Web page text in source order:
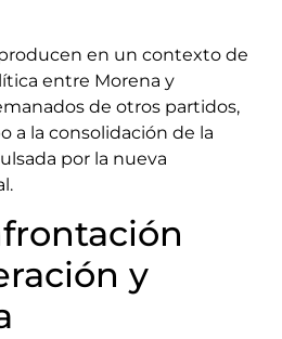
en un contexto de
entre Morena y
de otros partidos,
a la consolidación de la
por la nueva
y